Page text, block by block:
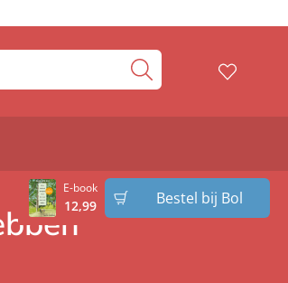
E-book
12,99 Bestel bij Bol